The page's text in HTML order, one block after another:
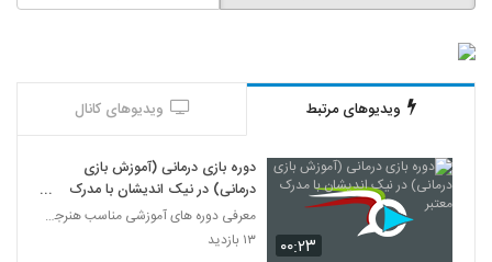
ویدیوهای مرتبط ویدیوهای کانال
۰۰:۲۳
دوره بازی درمانی (آموزش بازی
درمانی) در نیک اندیشان با مدرک
معتبر
معرفی دوره های آموزشی مناسب هنرجویان علم
۱۳ بازدید